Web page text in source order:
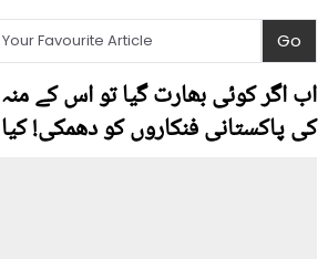
اب اگر کوئی بھارت گیا تو اس کے منہ
کی پاکستانی فنکاروں کو دھمکی!